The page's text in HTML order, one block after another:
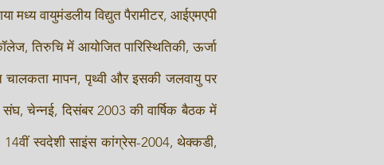
वायुमंडलीय विद्युत पैरामीटर, आईएमएपी
तिरुचि में आयोजित पारिस्थितिकी, ऊर्जा
मापन, पृथ्वी और इसकी जलवायु पर
चेन्नई, दिसंबर 2003 की वार्षिक बैठक में
स्वदेशी साइंस कांग्रेस-2004, थेक्कडी,